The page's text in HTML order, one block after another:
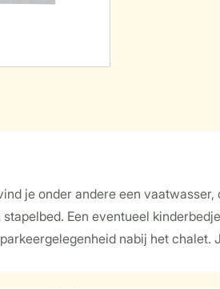
je onder andere een
Een eventueel
nabij het chalet.